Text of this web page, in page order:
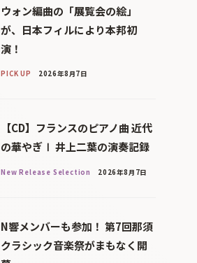
ウォン編曲の「展覧会の絵」
が、日本フィルにより本邦初
演！
PICK UP 2026年8月7日
【CD】フランスのピアノ曲 近代
の華やぎⅠ 井上二葉の演奏記録
New Release Selection 2026年8月7日
N響メンバーも参加！ 第7回那須
クラシック音楽祭がまもなく開